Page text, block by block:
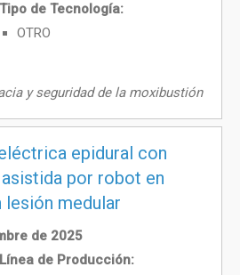
Tipo de Tecnología:
OTRO
y seguridad de la moxibustión
epidural con
por robot en
medular
de 2025
Línea de Producción: